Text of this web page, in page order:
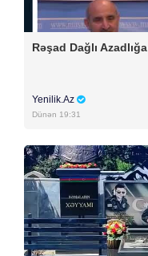
Rəşad Dağlı Azadlığa
Yenilik.Az
Dünən 19:31